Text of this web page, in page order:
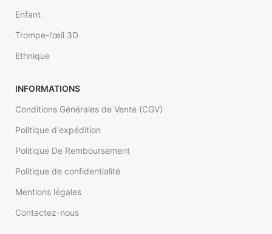
Enfant
Trompe-l’œil 3D
Ethnique
INFORMATIONS
Conditions Générales de Vente (CGV)
Politique d'expédition
Politique De Remboursement
Politique de confidentialité
Mentions légales
Contactez-nous